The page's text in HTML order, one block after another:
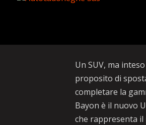
Un SUV, ma
proposito di
completare la
Bayon è il nuovo
che rappresenta